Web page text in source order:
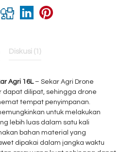
Diskusi (1)
Agri 16L– Sekar Agri Drone
dapat dilipat, sehingga drone
tempat penyimpanan.
untuk melakukan
lebih luas dalam satu kali
bahan material yang
dipakai dalam jangka waktu